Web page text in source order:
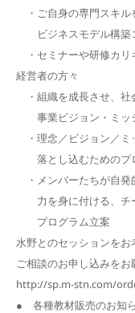
・ご自身の専門スキル
ビジネスモデル構築
・セミナーや研修カリ
経営者の方々
・組織を成長させ、社
事業ビジョン・ミッ
・理念／ビジョン／ミ
落とし込むためのプ
・メンバーたちが自発
力を身に付ける、チ
プログラム立案
水野とのセッションをお
ご相談のお申し込みをお
http://sp.m-stn.com/
● 各種教材販売のお知